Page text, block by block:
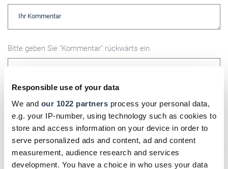
Responsible use of your data
We and our 1022 partners process your personal data,
e.g. your IP-number, using technology such as cookies to
store and access information on your device in order to
serve personalized ads and content, ad and content
measurement, audience research and services
development. You have a choice in who uses your data
Bitte geben Sie "Kommentar" rückwärts ein.
Absenden